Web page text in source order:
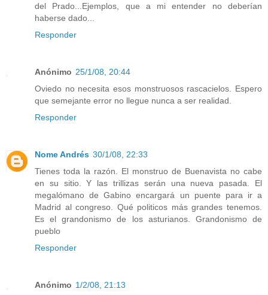
del Prado...Ejemplos, que a mi entender no deberían
haberse dado...
Responder
Anónimo 25/1/08, 20:44
Oviedo no necesita esos monstruosos rascacielos. Espero
que semejante error no llegue nunca a ser realidad.
Responder
Nome Andrés 30/1/08, 22:33
Tienes toda la razón. El monstruo de Buenavista no cabe
en su sitio. Y las trillizas serán una nueva pasada. El
megalómano de Gabino encargará un puente para ir a
Madrid al congreso. Qué politicos más grandes tenemos.
Es el grandonismo de los asturianos. Grandonismo de
pueblo
Responder
Anónimo 1/2/08, 21:13